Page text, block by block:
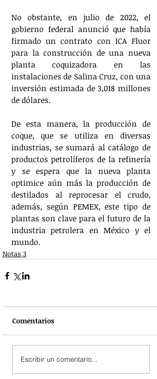
No obstante, en julio de 2022, el
gobierno federal anunció que había
firmado un contrato con ICA Fluor
para la construcción de una nueva
planta coquizadora en las
instalaciones de Salina Cruz, con una
inversión estimada de 3,018 millones
de dólares.
De esta manera, la producción de
coque, que se utiliza en diversas
industrias, se sumará al catálogo de
productos petrolíferos de la refinería
y se espera que la nueva planta
optimice aún más la producción de
destilados al reprocesar el crudo,
además, según PEMEX, este tipo de
plantas son clave para el futuro de la
industria petrolera en México y el
mundo.
Notas 3
Comentarios
Escribir un comentario...